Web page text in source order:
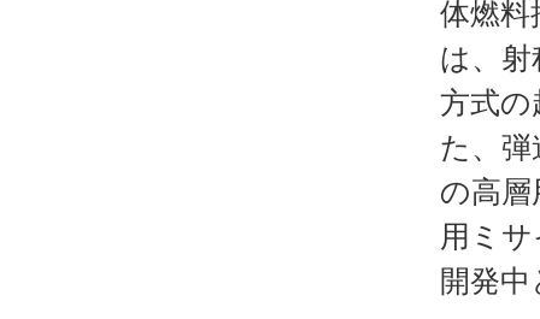
体燃料
は、
方式の
た、
の高
用ミ
開発